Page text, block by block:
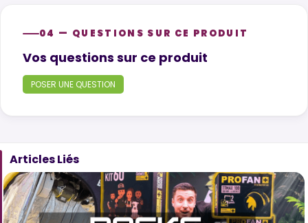
04 — QUESTIONS SUR CE PRODUIT
Product questions
Vos questions sur ce produit
POSER UNE QUESTION
Articles Liés